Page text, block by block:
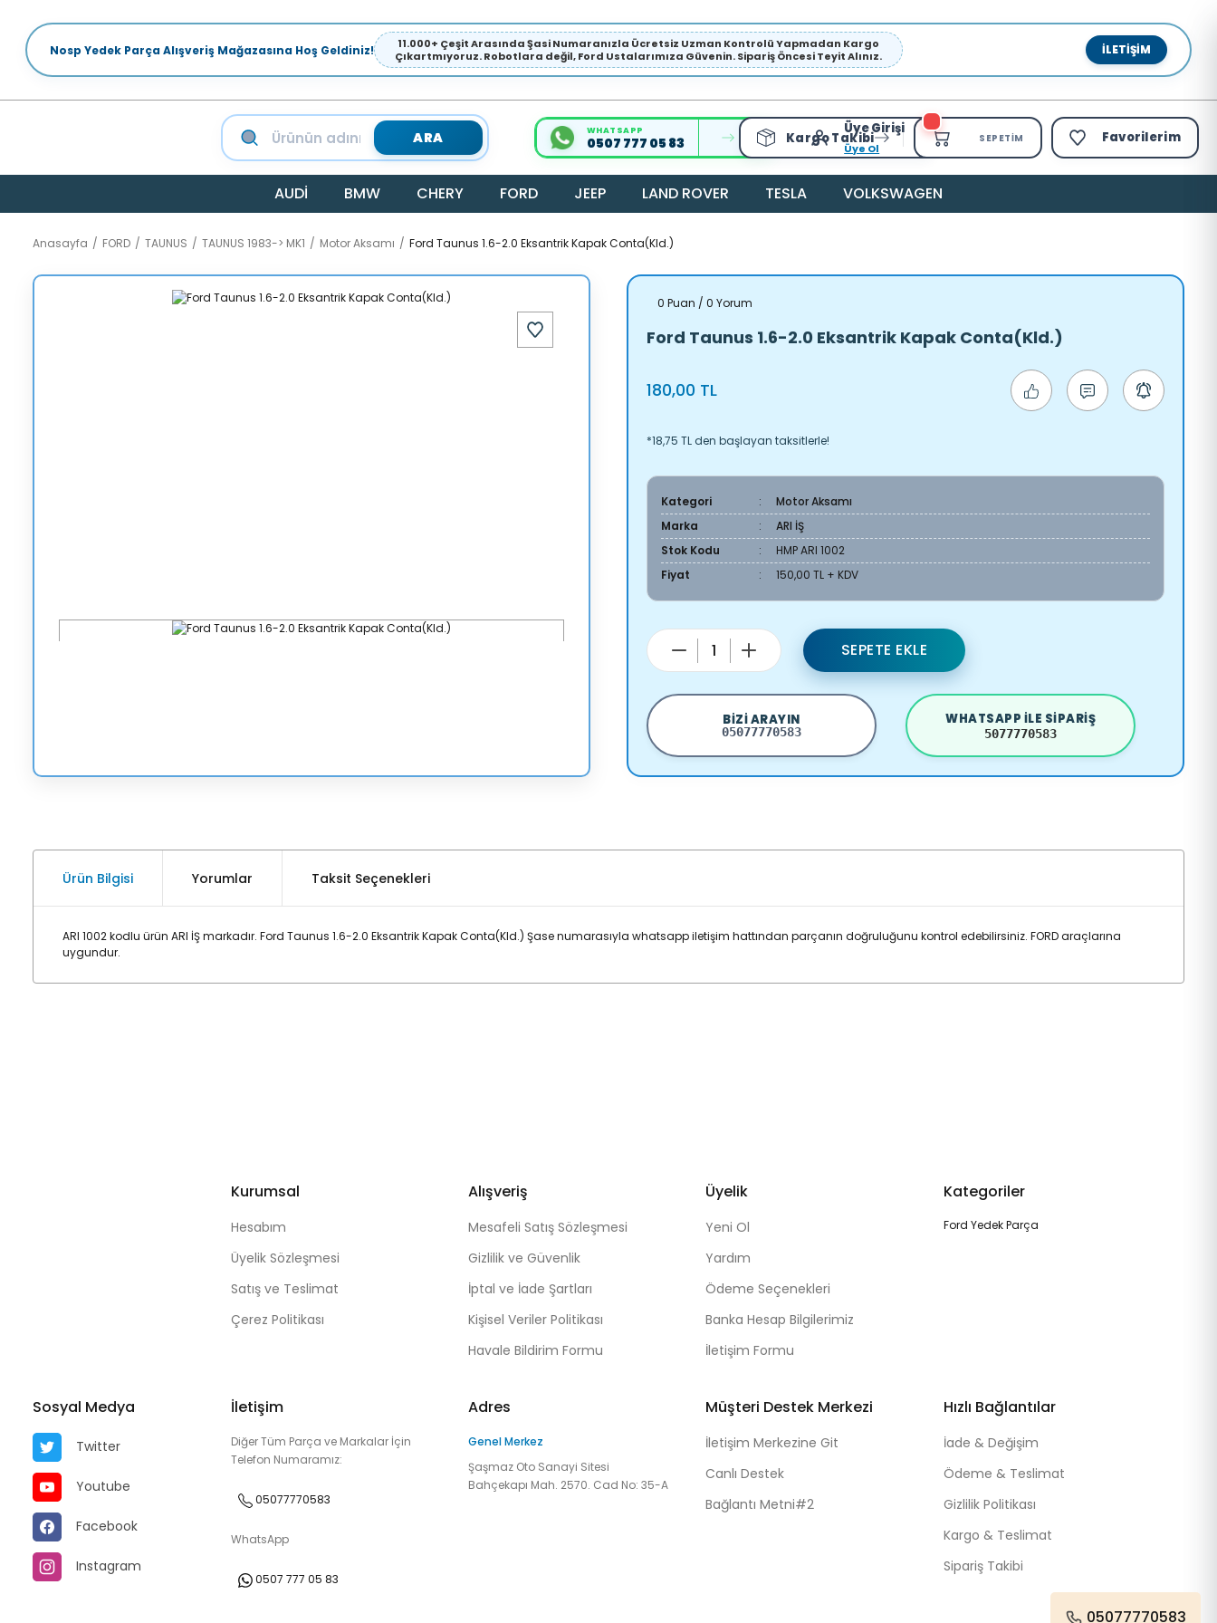
Nosp Yedek Parça Alışveriş Mağazasına Hoş Geldiniz!
11.000+ Çeşit Arasında Şasi Numaranızla Ücretsiz Uzman Kontrolü Yapmadan Kargo
Çıkartmıyoruz. Robotlara değil, Ford Ustalarımıza Güvenin. Sipariş Öncesi Teyit Alınız.
İLETIŞIM
ARA WHATSAPP
0507 777 05 83 Kargo Takibi
Üye Girişi
Üye Ol
SEPETIM Favorilerim
AUDİ BMW CHERY FORD JEEP LAND ROVER TESLA VOLKSWAGEN
Anasayfa FORD TAUNUS TAUNUS 1983-> MK1 Motor Aksamı Ford Taunus 1.6-2.0 Eksantrik Kapak Conta(Kld.)
0 Puan / 0 Yorum
Ford Taunus 1.6-2.0 Eksantrik Kapak Conta(Kld.)
180,00 TL
*18,75 TL den başlayan taksitlerle!
Kategori
Motor Aksamı
Marka
ARI İŞ
Stok Kodu
HMP ARI 1002
Fiyat
150,00 TL + KDV
SEPETE EKLE
BIZI ARAYIN
05077770583
WHATSAPP ILE SIPARIŞ
5077770583
Ürün Bilgisi Yorumlar Taksit Seçenekleri
ARI 1002 kodlu ürün ARI İŞ markadır. Ford Taunus 1.6-2.0 Eksantrik Kapak Conta(Kld.) Şase numarasıyla whatsapp iletişim hattından parçanın doğruluğunu kontrol edebilirsiniz. FORD araçlarına
uygundur.
Kurumsal
Hesabım
Üyelik Sözleşmesi
Satış ve Teslimat
Çerez Politikası
Alışveriş
Mesafeli Satış Sözleşmesi
Gizlilik ve Güvenlik
İptal ve İade Şartları
Kişisel Veriler Politikası
Havale Bildirim Formu
Üyelik
Yeni Ol
Yardım
Ödeme Seçenekleri
Banka Hesap Bilgilerimiz
İletişim Formu
Kategoriler
Ford Yedek Parça
Sosyal Medya
Twitter
Youtube
Facebook
Instagram
İletişim
Diğer Tüm Parça ve Markalar İçin
Telefon Numaramız:
05077770583
WhatsApp
0507 777 05 83
Adres
Genel Merkez
Şaşmaz Oto Sanayi Sitesi
Bahçekapı Mah. 2570. Cad No: 35-A
Müşteri Destek Merkezi
İletişim Merkezine Git
Canlı Destek
Bağlantı Metni#2
Hızlı Bağlantılar
İade & Değişim
Ödeme & Teslimat
Gizlilik Politikası
Kargo & Teslimat
Sipariş Takibi
05077770583